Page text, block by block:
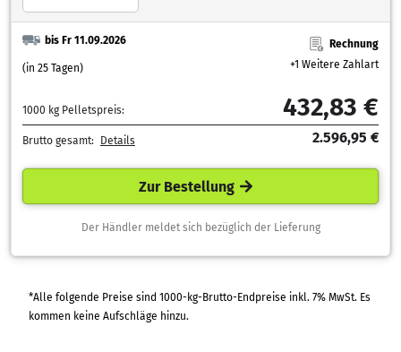
bis Fr 11.09.2026
(in 25 Tagen)
Rechnung
+1 Weitere Zahlart
1000 kg Pelletspreis: 432,83 €
Brutto gesamt: Details 2.596,95 €
Zur Bestellung
Der Händler meldet sich bezüglich der Lieferung
*Alle folgende Preise sind 1000-kg-Brutto-Endpreise inkl. 7% MwSt. Es
kommen keine Aufschläge hinzu.